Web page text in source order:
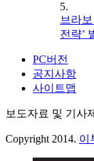
5.
브라
전략’
PC버전
공지사항
사이트맵
보도자료 및 기사
Copyright 2014. 이